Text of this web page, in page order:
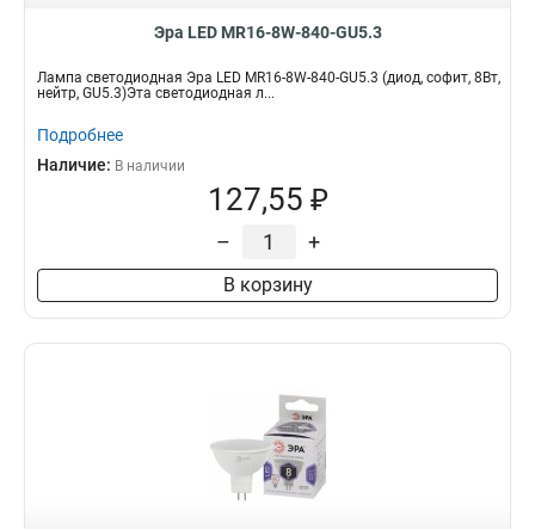
Эра LED MR16-8W-840-GU5.3
Лампа светодиодная Эра LED MR16-8W-840-GU5.3 (диод, софит, 8Вт,
нейтр, GU5.3)Эта светодиодная л...
Подробнее
Наличие: В наличии
127,55 ₽
– +
В корзину